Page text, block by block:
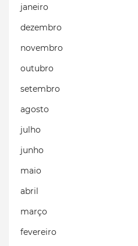
janeiro
dezembro
novembro
outubro
setembro
agosto
julho
junho
maio
abril
março
fevereiro